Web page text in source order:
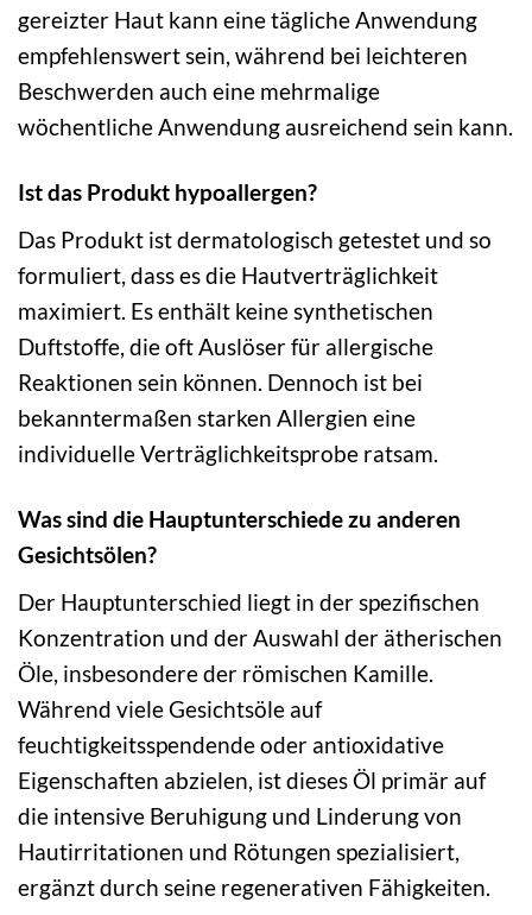
gereizter Haut kann eine tägliche Anwendung
empfehlenswert sein, während bei leichteren
Beschwerden auch eine mehrmalige
wöchentliche Anwendung ausreichend sein kann.
Ist das Produkt hypoallergen?
Das Produkt ist dermatologisch getestet und so
formuliert, dass es die Hautverträglichkeit
maximiert. Es enthält keine synthetischen
Duftstoffe, die oft Auslöser für allergische
Reaktionen sein können. Dennoch ist bei
bekanntermaßen starken Allergien eine
individuelle Verträglichkeitsprobe ratsam.
Was sind die Hauptunterschiede zu anderen
Gesichtsölen?
Der Hauptunterschied liegt in der spezifischen
Konzentration und der Auswahl der ätherischen
Öle, insbesondere der römischen Kamille.
Während viele Gesichtsöle auf
feuchtigkeitsspendende oder antioxidative
Eigenschaften abzielen, ist dieses Öl primär auf
die intensive Beruhigung und Linderung von
Hautirritationen und Rötungen spezialisiert,
ergänzt durch seine regenerativen Fähigkeiten.